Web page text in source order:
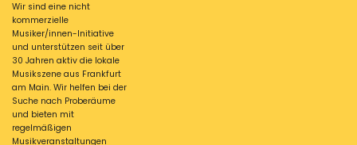
Wir sind eine nicht
kommerzielle
Musiker/innen-Initiative
und unterstützen seit über
30 Jahren aktiv die lokale
Musikszene aus Frankfurt
am Main. Wir helfen bei der
Suche nach Proberäume
und bieten mit
regelmäßigen
Musikveranstaltungen